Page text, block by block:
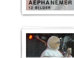
AEPHANEMER
12 BILDER